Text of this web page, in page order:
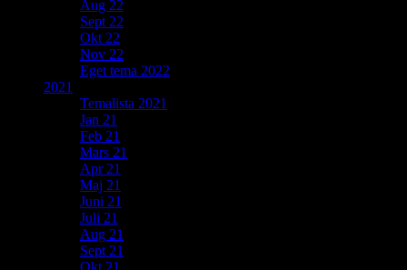
Aug 22
Sept 22
Okt 22
Nov 22
Eget tema 2022
2021
Temalista 2021
Jan 21
Feb 21
Mars 21
Apr 21
Maj 21
Juni 21
Juli 21
Aug 21
Sept 21
Okt 21